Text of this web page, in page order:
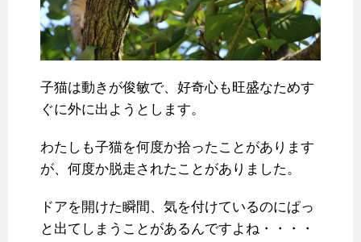
子猫は動きが俊敏で、好奇心も旺盛なためす
ぐに外に出ようとします。
わたしも子猫を何度か拾ったことがあります
が、何度か脱走されたことがありました。
ドアを開けた瞬間、気を付けているのにぱっ
と出てしまうことがあるんですよね・・・・